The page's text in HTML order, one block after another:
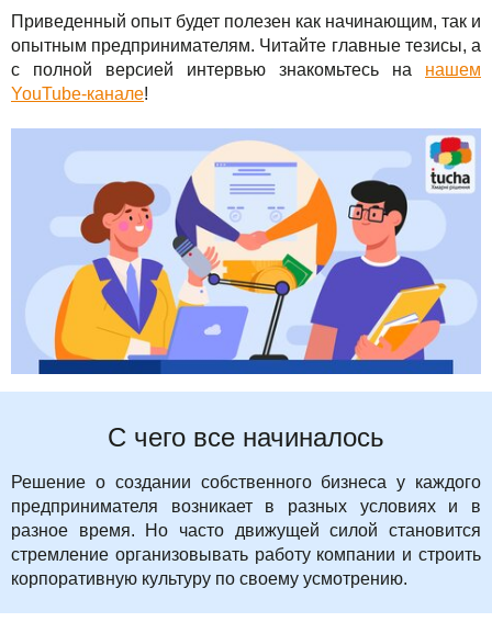
Интервью
Авторская колонка
Праздники
Акции
Приведенный опыт будет полезен как начинающим, так и
опытным предпринимателям. Читайте главные тезисы, а
с полной версией интервью знакомьтесь на нашем
YouTube-канале!
С чего все начиналось
Решение о создании собственного бизнеса у каждого
предпринимателя возникает в разных условиях и в
разное время. Но часто движущей силой становится
стремление организовывать работу компании и строить
корпоративную культуру по своему усмотрению.